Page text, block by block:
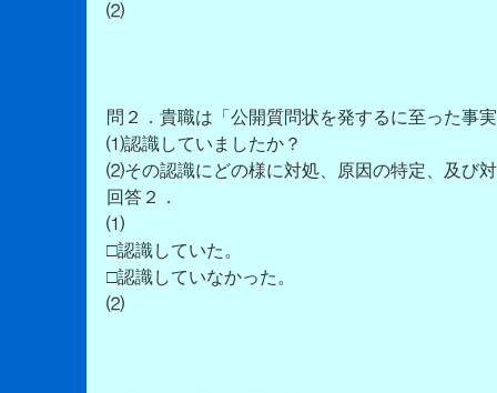
⑵
問２．貴職は「公開質問状を発するに至った事
⑴認識していましたか？
⑵その認識にどの様に対処、原因の特定、及び
回答２．
⑴
□認識していた。
□認識していなかった。
⑵